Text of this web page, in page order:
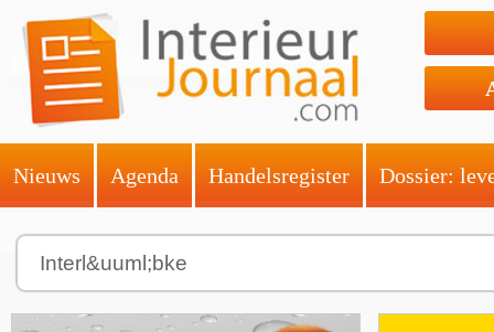
Nieuws Agenda Handelsregister Dossier: